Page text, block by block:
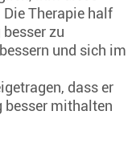
Therapie half
zu
und sich im
dass er
besser mithalten